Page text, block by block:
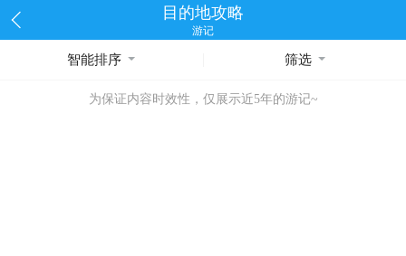
目的地攻略
游记
智能排序 筛选
为保证内容时效性，仅展示近5年的游记~